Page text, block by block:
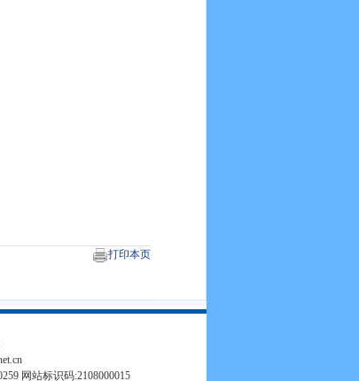
打印本页
网站标识码:2108000015